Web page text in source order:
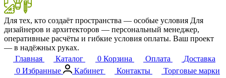
Для тех, кто создаёт пространства — особые условия Для
дизайнеров и архитекторов — персональный менеджер,
оперативные расчёты и гибкие условия оплаты. Ваш проект
— в надёжных руках.
Главная
Каталог 0 Корзина Оплата
Доставка
0 Избранные Кабинет Контакты
Торговые марки